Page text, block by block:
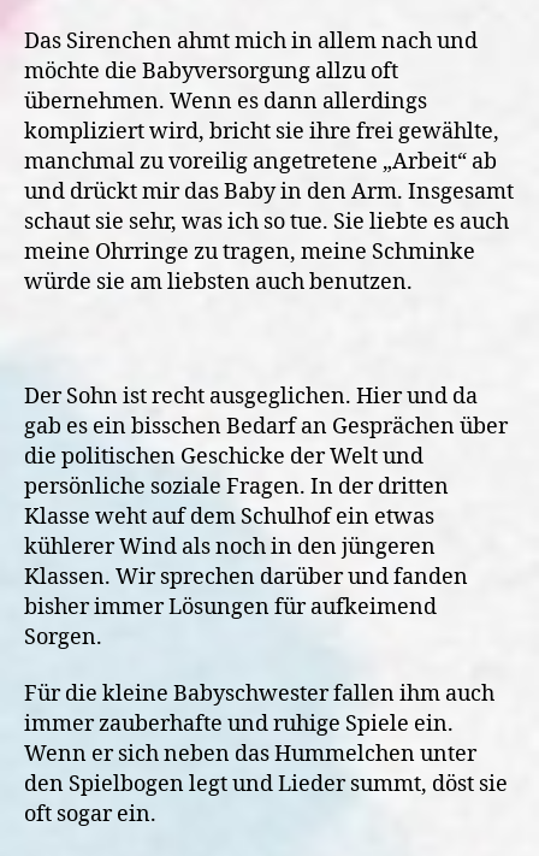
Das Sirenchen ahmt mich in allem nach und
möchte die Babyversorgung allzu oft
übernehmen. Wenn es dann allerdings
kompliziert wird, bricht sie ihre frei gewählte,
manchmal zu voreilig angetretene „Arbeit“ ab
und drückt mir das Baby in den Arm. Insgesamt
schaut sie sehr, was ich so tue. Sie liebte es auch
meine Ohrringe zu tragen, meine Schminke
würde sie am liebsten auch benutzen.
Der Sohn ist recht ausgeglichen. Hier und da
gab es ein bisschen Bedarf an Gesprächen über
die politischen Geschicke der Welt und
persönliche soziale Fragen. In der dritten
Klasse weht auf dem Schulhof ein etwas
kühlerer Wind als noch in den jüngeren
Klassen. Wir sprechen darüber und fanden
bisher immer Lösungen für aufkeimend
Sorgen.
Für die kleine Babyschwester fallen ihm auch
immer zauberhafte und ruhige Spiele ein.
Wenn er sich neben das Hummelchen unter
den Spielbogen legt und Lieder summt, döst sie
oft sogar ein.